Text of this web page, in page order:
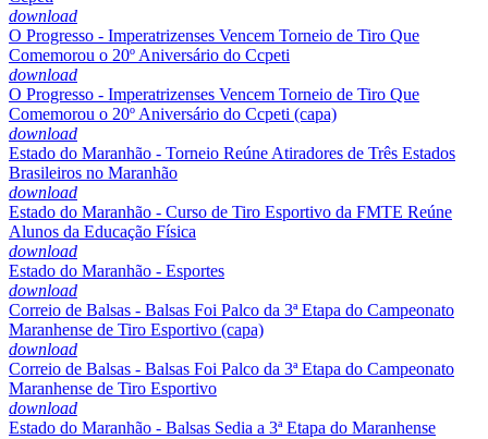
download
O Progresso - Imperatrizenses Vencem Torneio de Tiro Que
Comemorou o 20º Aniversário do Ccpeti
download
O Progresso - Imperatrizenses Vencem Torneio de Tiro Que
Comemorou o 20º Aniversário do Ccpeti (capa)
download
Estado do Maranhão - Torneio Reúne Atiradores de Três Estados
Brasileiros no Maranhão
download
Estado do Maranhão - Curso de Tiro Esportivo da FMTE Reúne
Alunos da Educação Física
download
Estado do Maranhão - Esportes
download
Correio de Balsas - Balsas Foi Palco da 3ª Etapa do Campeonato
Maranhense de Tiro Esportivo (capa)
download
Correio de Balsas - Balsas Foi Palco da 3ª Etapa do Campeonato
Maranhense de Tiro Esportivo
download
Estado do Maranhão - Balsas Sedia a 3ª Etapa do Maranhense